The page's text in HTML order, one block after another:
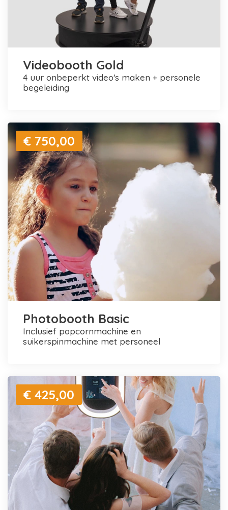
Videobooth Gold
4 uur onbeperkt video's maken + personele
begeleiding
€ 750,00
Photobooth Basic
inclusief popcornmachine en
suikerspinmachine met personeel
€ 425,00